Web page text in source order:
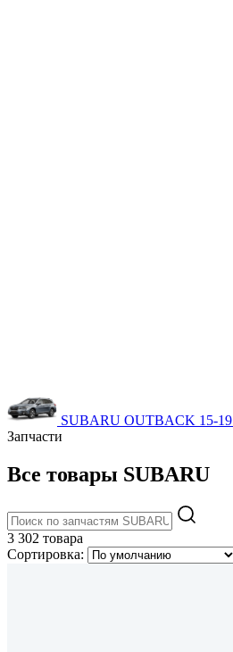
SUBARU OUTBACK 15-19
Запчасти
Все товары SUBARU
3 302 товара
Сортировка: